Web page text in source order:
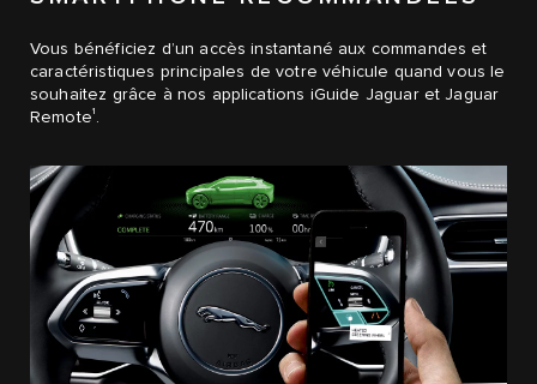
Vous bénéficiez d’un accès instantané aux commandes et
caractéristiques principales de votre véhicule quand vous le
souhaitez grâce à nos applications iGuide Jaguar et Jaguar
Remote1 .